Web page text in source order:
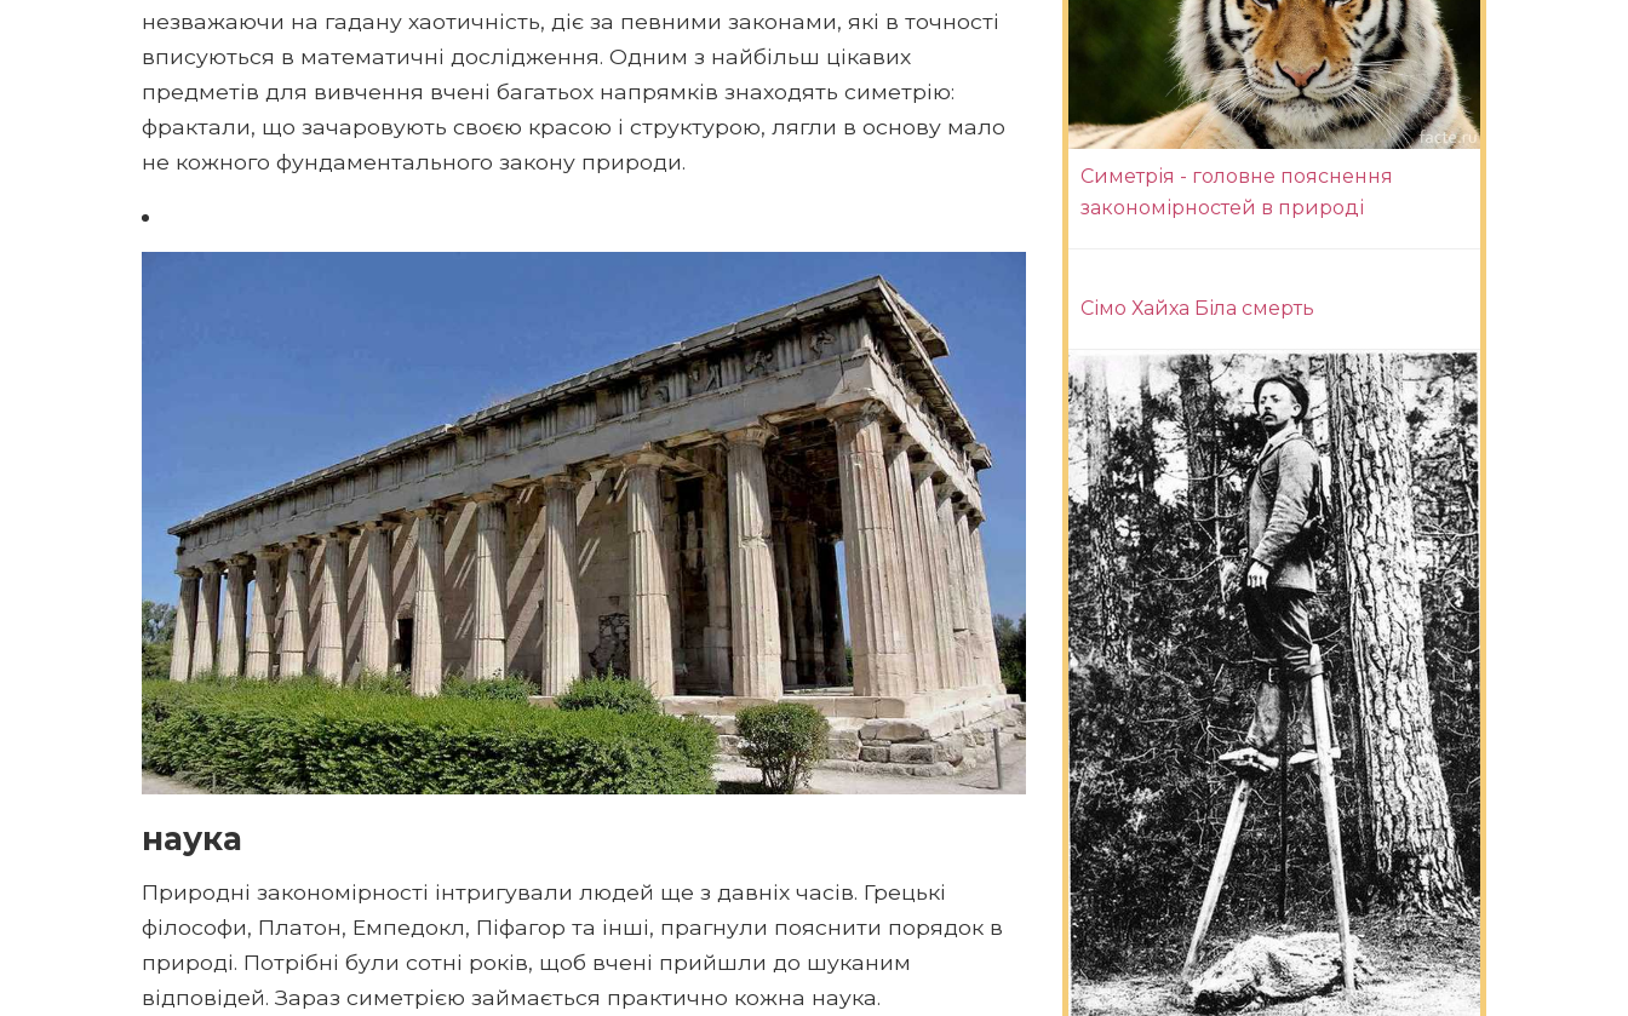
незважаючи на гадану хаотичність, діє за певними законами, які в точності
вписуються в математичні дослідження. Одним з найбільш цікавих
предметів для вивчення вчені багатьох напрямків знаходять симетрію:
фрактали, що зачаровують своєю красою і структурою, лягли в основу мало
не кожного фундаментального закону природи.
наука
Природні закономірності інтригували людей ще з давніх часів. Грецькі
філософи, Платон, Емпедокл, Піфагор та інші, прагнули пояснити порядок в
природі. Потрібні були сотні років, щоб вчені прийшли до шуканим
відповідей. Зараз симетрією займається практично кожна наука.
Симетрія - головне пояснення
закономірностей в природі
Сімо Хайха Біла смерть